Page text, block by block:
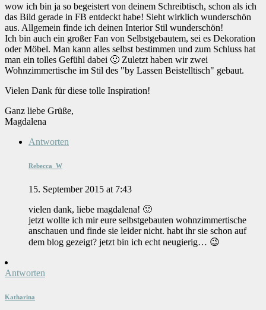
wow ich bin ja so begeistert von deinem Schreibtisch, schon als ich
das Bild gerade in FB entdeckt habe! Sieht wirklich wunderschön
aus. Allgemein finde ich deinen Interior Stil wunderschön!
Ich bin auch ein großer Fan von Selbstgebautem, sei es Dekoration
oder Möbel. Man kann alles selbst bestimmen und zum Schluss hat
man ein tolles Gefühl dabei 🙂 Zuletzt haben wir zwei
Wohnzimmertische im Stil des "by Lassen Beistelltisch" gebaut.
Vielen Dank für diese tolle Inspiration!
Ganz liebe Grüße,
Magdalena
Antworten
Rebecca_W
15. September 2015 at 7:43
vielen dank, liebe magdalena! 🙂
jetzt wollte ich mir eure selbstgebauten wohnzimmertische
anschauen und finde sie leider nicht. habt ihr sie schon auf
dem blog gezeigt? jetzt bin ich echt neugierig… 😉
Antworten
Katharina